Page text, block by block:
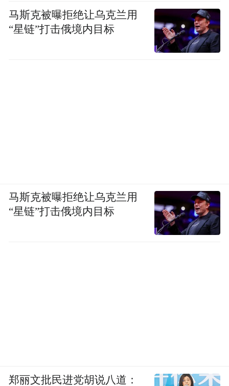
马斯克被曝拒绝让乌克兰用
“星链”打击俄境内目标
马斯克被曝拒绝让乌克兰用
“星链”打击俄境内目标
郑丽文批民进党胡说八道：